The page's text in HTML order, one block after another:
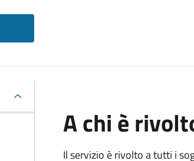
A chi è
Il servizio è rivolto a tutti i